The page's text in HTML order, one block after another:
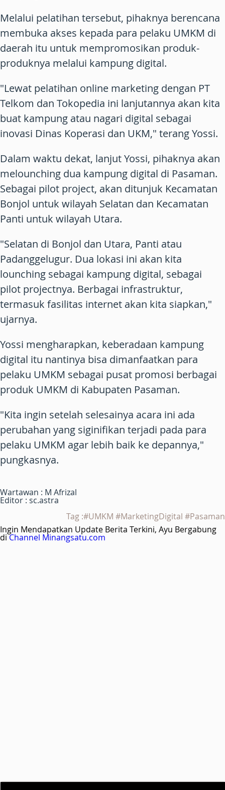
Melalui pelatihan tersebut, pihaknya berencana
membuka akses kepada para pelaku UMKM di
daerah itu untuk mempromosikan produk-
produknya melalui kampung digital.
"Lewat pelatihan online marketing dengan PT
Telkom dan Tokopedia ini lanjutannya akan kita
buat kampung atau nagari digital sebagai
inovasi Dinas Koperasi dan UKM," terang Yossi.
Dalam waktu dekat, lanjut Yossi, pihaknya akan
melounching dua kampung digital di Pasaman.
Sebagai pilot project, akan ditunjuk Kecamatan
Bonjol untuk wilayah Selatan dan Kecamatan
Panti untuk wilayah Utara.
"Selatan di Bonjol dan Utara, Panti atau
Padanggelugur. Dua lokasi ini akan kita
lounching sebagai kampung digital, sebagai
pilot projectnya. Berbagai infrastruktur,
termasuk fasilitas internet akan kita siapkan,"
ujarnya.
Yossi mengharapkan, keberadaan kampung
digital itu nantinya bisa dimanfaatkan para
pelaku UMKM sebagai pusat promosi berbagai
produk UMKM di Kabupaten Pasaman.
"Kita ingin setelah selesainya acara ini ada
perubahan yang siginifikan terjadi pada para
pelaku UMKM agar lebih baik ke depannya,"
pungkasnya.
Wartawan : M Afrizal
Editor : sc.astra
Tag :#UMKM #MarketingDigital #Pasaman
Ingin Mendapatkan Update Berita Terkini, Ayu Bergabung
diChannel Minangsatu.com